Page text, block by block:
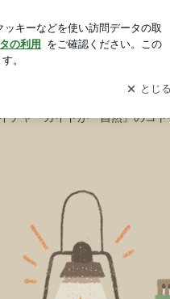
ログイン
チャーガイドが『自然』のコ